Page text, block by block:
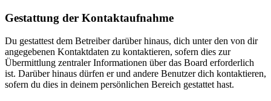
Gestattung der Kontaktaufnahme
Du gestattest dem Betreiber darüber hinaus, dich unter den von dir
angegebenen Kontaktdaten zu kontaktieren, sofern dies zur
Übermittlung zentraler Informationen über das Board erforderlich
ist. Darüber hinaus dürfen er und andere Benutzer dich kontaktieren,
sofern du dies in deinem persönlichen Bereich gestattet hast.